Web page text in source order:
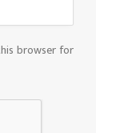
browser for